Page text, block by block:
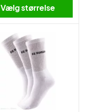
Vælg størrelse